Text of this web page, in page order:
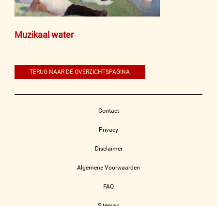
Bericht
Muzikaal water
TERUG NAAR DE OVERZICHTSPAGINA
Contact
Privacy
Disclaimer
Algemene Voorwaarden
FAQ